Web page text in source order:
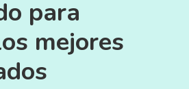
para
mejores